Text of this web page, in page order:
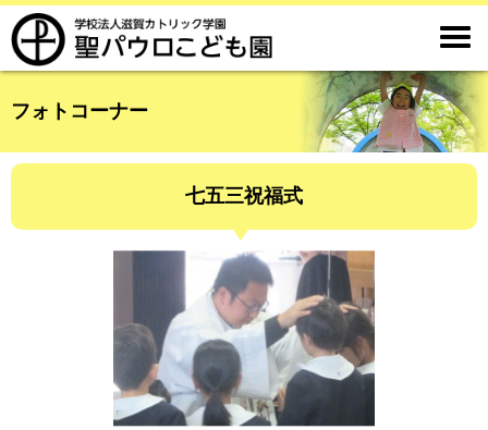

フォトコーナー
七五三祝福式